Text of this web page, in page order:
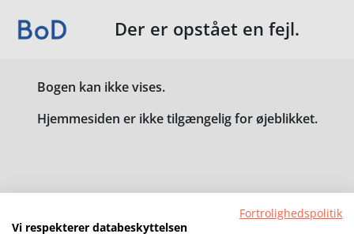
Der er opstået en fejl.
Bogen kan ikke vises.
Hjemmesiden er ikke tilgængelig for øjeblikket.
Fortrolighedspolitik
Vi respekterer databeskyttelsen